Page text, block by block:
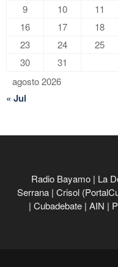
agosto 2026
9
10 11
16
17 18
23
24 25
30
31
« Jul
Radio Bayamo | La
Serrana | Crisol
| Cubadebate | AIN |